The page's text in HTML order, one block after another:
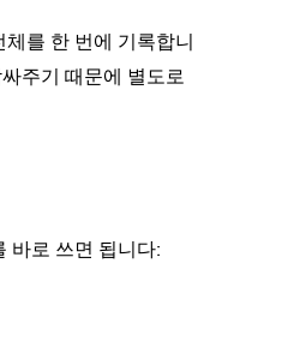
를 한 번에 기록합니
주기 때문에 별도로
바로 쓰면 됩니다: